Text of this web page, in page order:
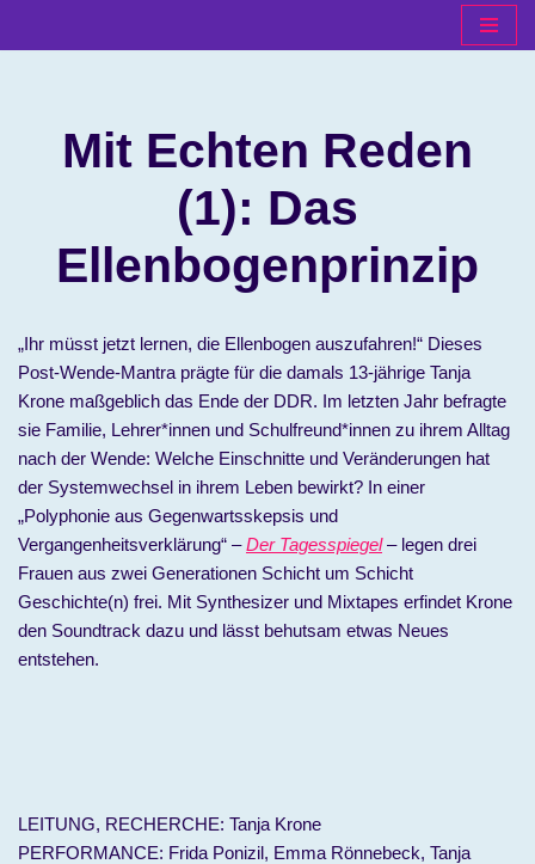
Mit Echten Reden
(1): Das
Ellenbogenprinzip
„Ihr müsst jetzt lernen, die Ellenbogen auszufahren!“ Dieses
Post-Wende-Mantra prägte für die damals 13-jährige Tanja
Krone maßgeblich das Ende der DDR. Im letzten Jahr befragte
sie Familie, Lehrer*innen und Schulfreund*innen zu ihrem Alltag
nach der Wende: Welche Einschnitte und Veränderungen hat
der Systemwechsel in ihrem Leben bewirkt? In einer
„Polyphonie aus Gegenwartsskepsis und
Vergangenheitsverklärung“ –Der Tagesspiegel– legen drei
Frauen aus zwei Generationen Schicht um Schicht
Geschichte(n) frei. Mit Synthesizer und Mixtapes erfindet Krone
den Soundtrack dazu und lässt behutsam etwas Neues
entstehen.
LEITUNG, RECHERCHE: Tanja Krone
PERFORMANCE: Frida Ponizil, Emma Rönnebeck, Tanja